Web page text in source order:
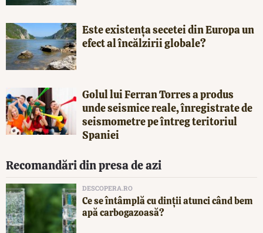
Este existența secetei din Europa un
efect al încălzirii globale?
Golul lui Ferran Torres a produs
unde seismice reale, înregistrate de
seismometre pe întreg teritoriul
Spaniei
Recomandări din presa de azi
DESCOPERA.RO
Ce se întâmplă cu dinții atunci când bem
apă carbogazoasă?